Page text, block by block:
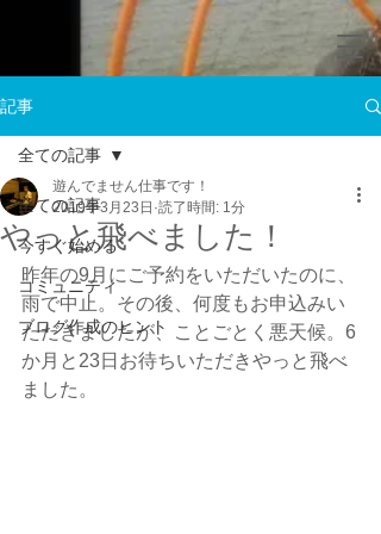
記事
全ての記事
今すぐ始める
コミュニティ
ブログ作成のヒント
全ての記事
やっと飛べました！
遊んでません仕事です！
2019年3月23日 読了時間: 1分
昨年の9月にご予約をいただいたのに、
雨で中止。その後、何度もお申込みい
ただきましたが、ことごとく悪天候。6
か月と23日お待ちいただきやっと飛べ
ました。